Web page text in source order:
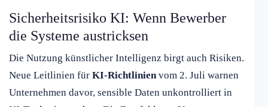
Sicherheitsrisiko KI: Wenn Bewerber
die Systeme austricksen
Die Nutzung künstlicher Intelligenz birgt auch Risiken.
Neue Leitlinien für KI-Richtlinienvom 2. Juli warnen
Unternehmen davor, sensible Daten unkontrolliert in